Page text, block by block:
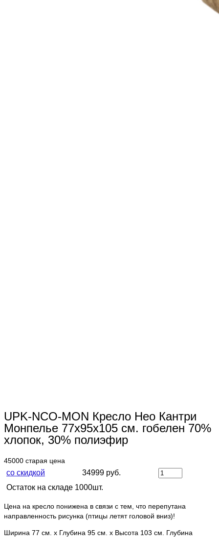
UPK-NCO-MON Кресло Нео Кантри
Монпелье 77х95х105 см. гобелен 70%
хлопок, 30% полиэфир
45000 старая цена
со скидкой
34999 руб.
Остаток на складе 1000шт.
Цена на кресло понижена в связи с тем, что перепутана
направленность рисунка (птицы летят головой вниз)!
Ширина 77 см. х Глубина 95 см. х Высота 103 см. Глубина